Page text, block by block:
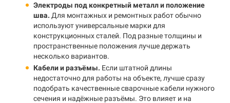
Электроды под конкретный металл и положение
шва. Для монтажных и ремонтных работ обычно
используют универсальные марки для
конструкционных сталей. Под разные толщины и
пространственные положения лучше держать
несколько вариантов.
Кабели и разъёмы. Если штатной длины
недостаточно для работы на объекте, лучше сразу
подобрать качественные сварочные кабели нужного
сечения и надёжные разъёмы. Это влияет и на